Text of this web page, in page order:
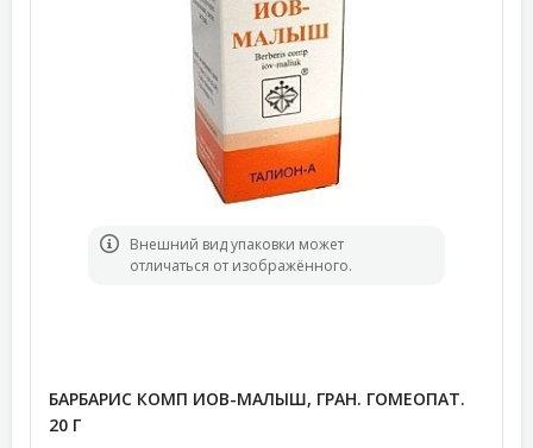
Bнешний вид упаковки может
отличаться от изображённого.
БАРБАРИС КОМП ИОВ-МАЛЫШ, ГРАН. ГОМЕОПАТ.
20 Г